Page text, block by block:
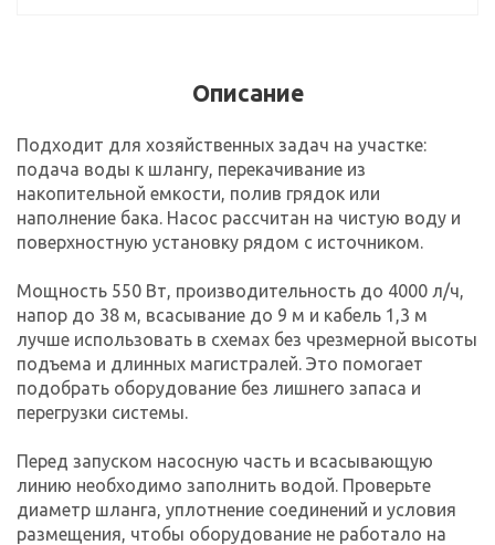
Описание
Подходит для хозяйственных задач на участке:
подача воды к шлангу, перекачивание из
накопительной емкости, полив грядок или
наполнение бака. Насос рассчитан на чистую воду и
поверхностную установку рядом с источником.
Мощность 550 Вт, производительность до 4000 л/ч,
напор до 38 м, всасывание до 9 м и кабель 1,3 м
лучше использовать в схемах без чрезмерной высоты
подъема и длинных магистралей. Это помогает
подобрать оборудование без лишнего запаса и
перегрузки системы.
Перед запуском насосную часть и всасывающую
линию необходимо заполнить водой. Проверьте
диаметр шланга, уплотнение соединений и условия
размещения, чтобы оборудование не работало на